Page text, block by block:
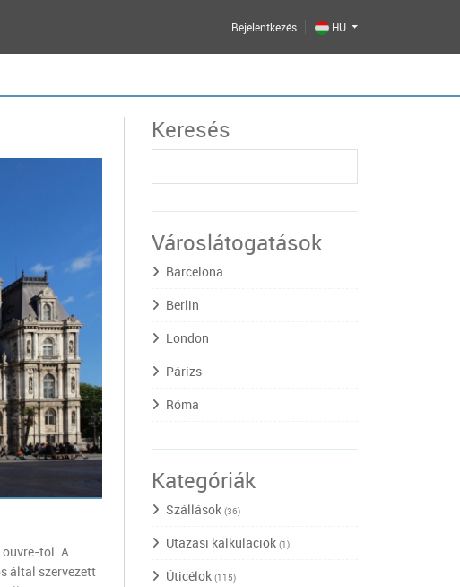
Bejelentkezés HU
tól. A
által szervezett
Keresés
Városlátogatások
Barcelona
Berlin
London
Párizs
Róma
Kategóriák
Szállások (36)
Utazási kalkulációk (1)
Úticélok (115)